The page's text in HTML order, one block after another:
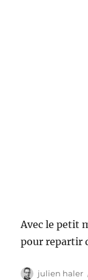
Avec le petit
pour repartir
Auteur
julien haler